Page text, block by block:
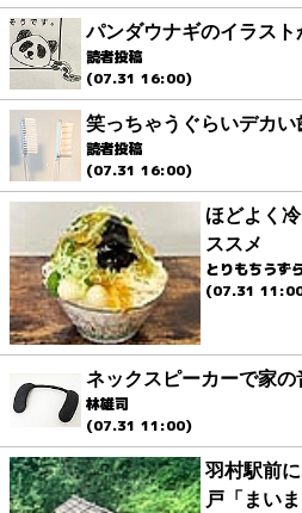
パンダウナギのイラスト
読者投稿
(07.31 16:00)
笑っちゃうぐらいデカい
読者投稿
(07.31 16:00)
ほどよく
ススメ
とりもちうず
(07.31
ネックスピーカーで家
林雄司
(07.31 11:00)
羽村駅前
戸「まい